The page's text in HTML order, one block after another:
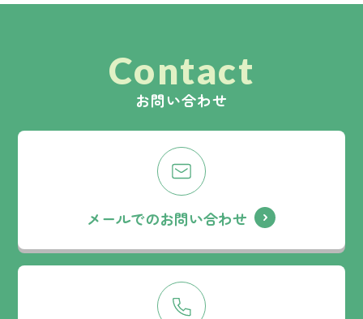
Contact
お問い合わせ
メールでのお問い合わせ